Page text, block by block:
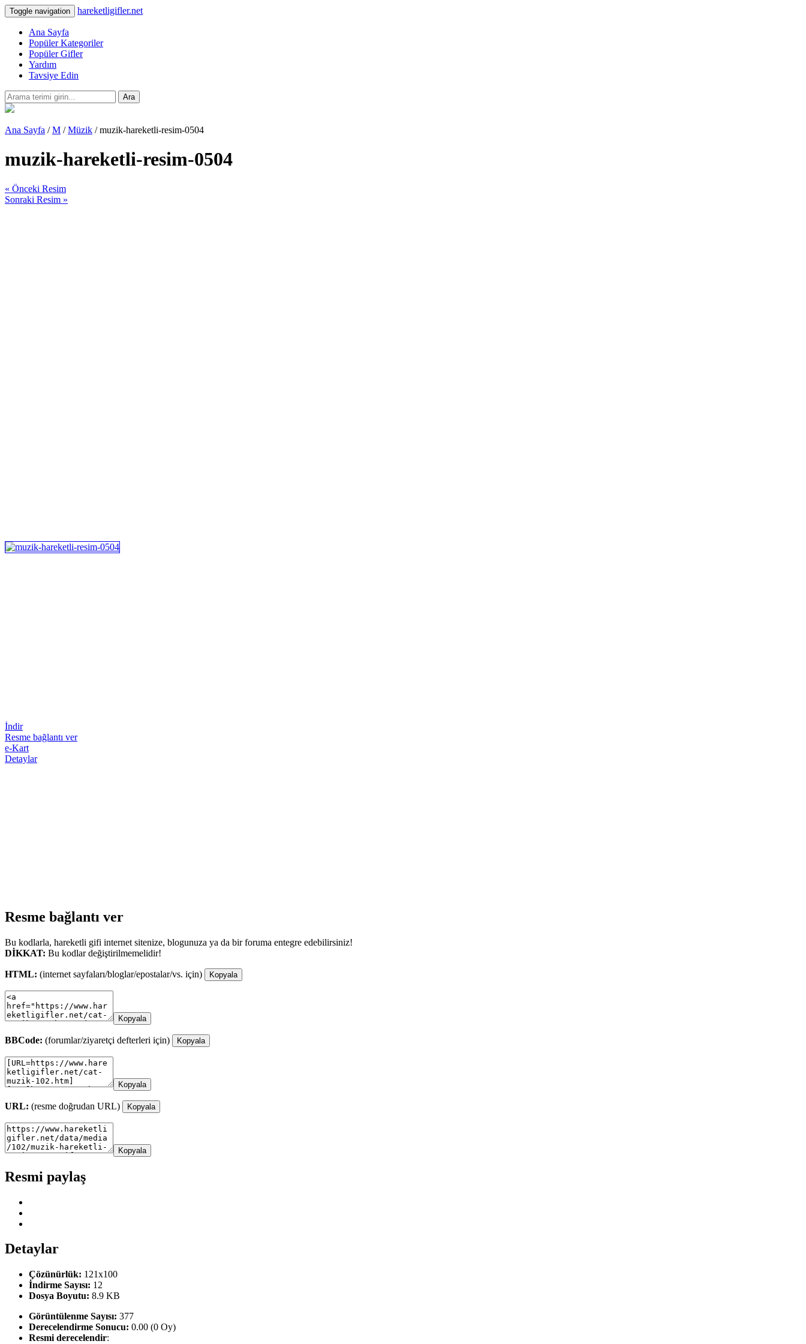
Toggle navigation hareketligifler.net
Ana Sayfa
Popüler Kategoriler
Popüler Gifler
Yardım
Tavsiye Edin
Ara
Ana Sayfa /M /Müzik / muzik-hareketli-resim-0504
muzik-hareketli-resim-0504
« Önceki Resim
Sonraki Resim »
İndir
Resme bağlantı ver
e-Kart
Detaylar
Resme bağlantı ver
Bu kodlarla, hareketli gifi internet sitenize, blogunuza ya da bir foruma entegre edebilirsiniz!
DİKKAT: Bu kodlar değiştirilmemelidir!
HTML: (internet sayfaları/bloglar/epostalar/vs. için) Kopyala
Kopyala
BBCode: (forumlar/ziyaretçi defterleri için) Kopyala
Kopyala
URL: (resme doğrudan URL) Kopyala
Kopyala
Resmi paylaş
Detaylar
Çözünürlük: 121x100
İndirme Sayısı: 12
Dosya Boyutu: 8.9 KB
Görüntülenme Sayısı: 377
Derecelendirme Sonucu: 0.00 (0 Oy)
Resmi derecelendir: